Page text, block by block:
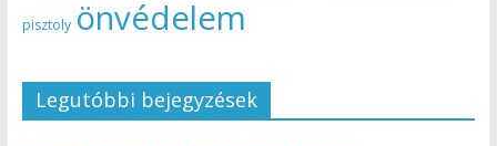
pisztoly önvédelem
Legutóbbi bejegyzések